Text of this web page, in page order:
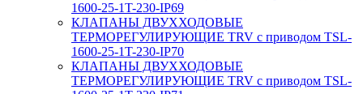
1600-25-1T-230-IP69
КЛАПАНЫ ДВУХХОДОВЫЕ
ТЕРМОРЕГУЛИРУЮЩИЕ TRV с приводом TSL-
1600-25-1T-230-IP70
КЛАПАНЫ ДВУХХОДОВЫЕ
ТЕРМОРЕГУЛИРУЮЩИЕ TRV с приводом TSL-